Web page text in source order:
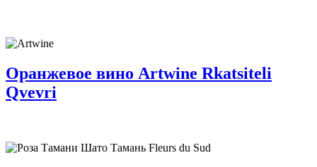
Оранжевое вино Artwine Rkatsiteli
Qvevri